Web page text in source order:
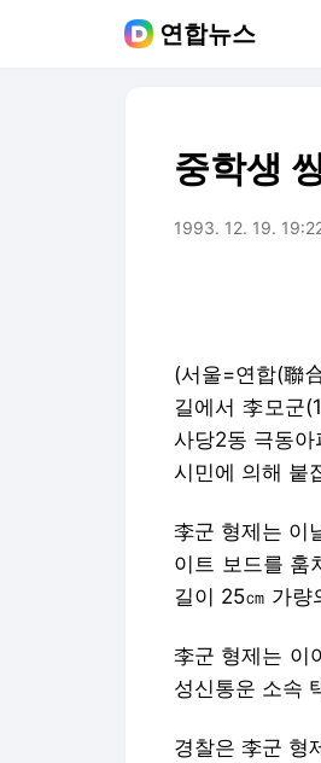
연합뉴스
중학생
1993. 12. 19.
(서울=연합(聯
길에서 李모군
사당2동 극동
시민에 의해 붙
李군 형제는 이
이트 보드를 훔
길이 25㎝ 가량
李군 형제는 이
성신통운 소속
경찰은 李군 형